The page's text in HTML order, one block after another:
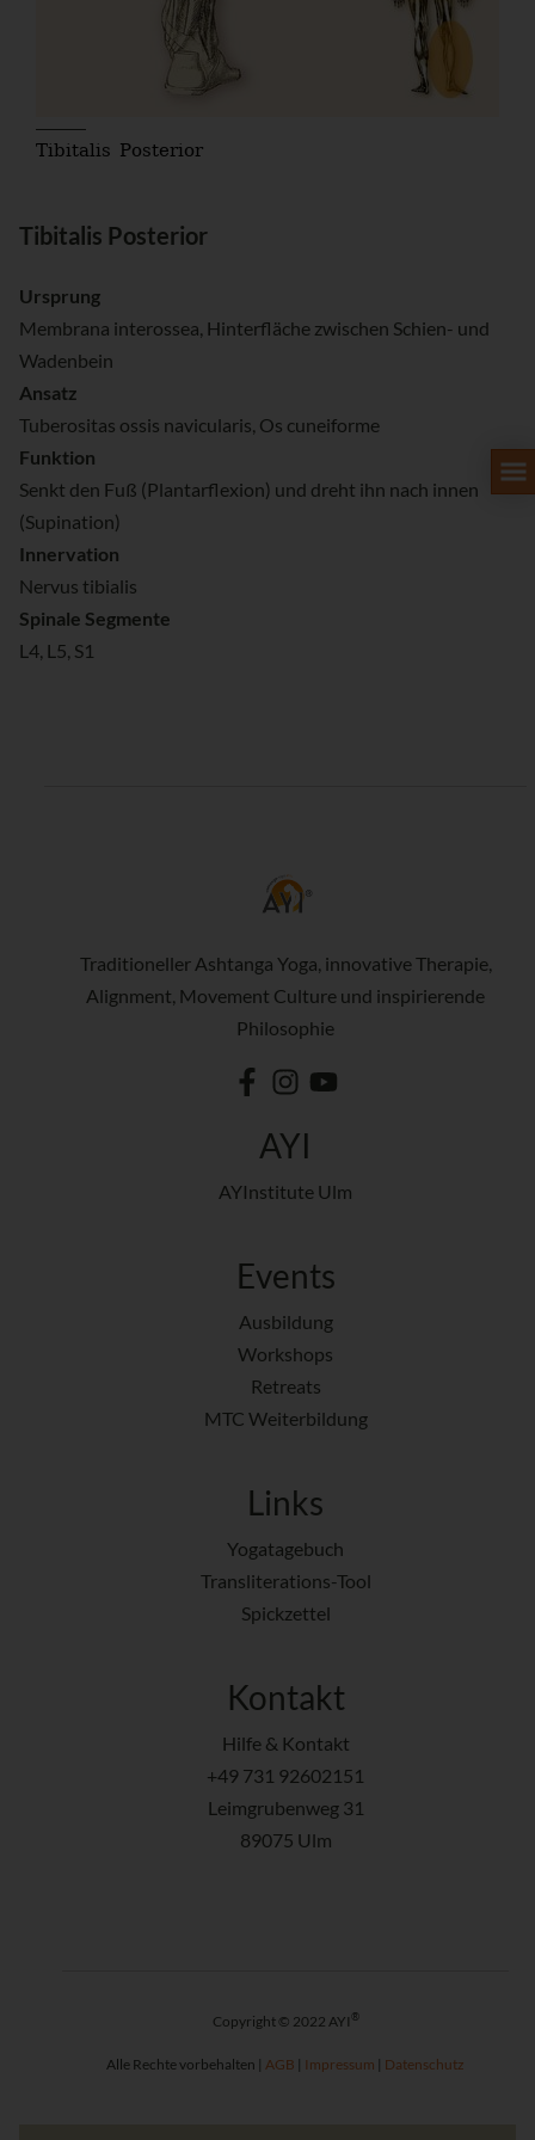
Tibitalis Posterior
Tibitalis Posterior
Ursprung
Membrana interossea, Hinterfläche zwischen Schien- und
Wadenbein
Ansatz
Tuberositas ossis navicularis, Os cuneiforme
Funktion
Senkt den Fuß (Plantarflexion) und dreht ihn nach innen
(Supination)
Innervation
Nervus tibialis
Spinale Segmente
L4, L5, S1
Traditioneller Ashtanga Yoga, innovative Therapie,
Alignment, Movement Culture und inspirierende
Philosophie
AYI
AYInstitute Ulm
Events
Ausbildung
Workshops
Retreats
MTC Weiterbildung
Links
Yogatagebuch
Transliterations-Tool
Spickzettel
Kontakt
Hilfe & Kontakt
+49 731 92602151
Leimgrubenweg 31
89075 Ulm
Copyright © 2022 AYI ®
Alle Rechte vorbehalten | AGB | Impressum | Datenschutz